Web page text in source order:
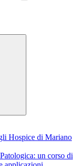
Hospice di Mariano
un corso di